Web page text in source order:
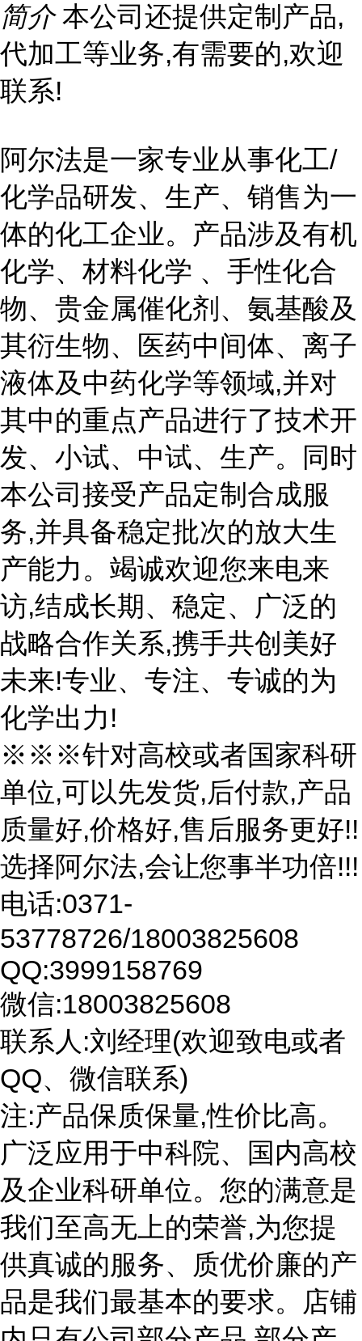
简介 本公司还提供定制产品,
代加工等业务,有需要的,欢迎
联系!
阿尔法是一家专业从事化工/
化学品研发、生产、销售为一
体的化工企业。产品涉及有机
化学、材料化学 、手性化合
物、贵金属催化剂、氨基酸及
其衍生物、医药中间体、离子
液体及中药化学等领域,并对
其中的重点产品进行了技术开
发、小试、中试、生产。同时
本公司接受产品定制合成服
务,并具备稳定批次的放大生
产能力。竭诚欢迎您来电来
访,结成长期、稳定、广泛的
战略合作关系,携手共创美好
未来!专业、专注、专诚的为
化学出力!
※※※针对高校或者国家科研
单位,可以先发货,后付款,产品
质量好,价格好,售后服务更好!!
选择阿尔法,会让您事半功倍!!!
电话:0371-
53778726/18003825608
QQ:3999158769
微信:18003825608
联系人:刘经理(欢迎致电或者
QQ、微信联系)
注:产品保质保量,性价比高。
广泛应用于中科院、国内高校
及企业科研单位。您的满意是
我们至高无上的荣誉,为您提
供真诚的服务、质优价廉的产
品是我们最基本的要求。店铺